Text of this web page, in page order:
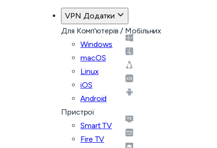
VPN Додатки
Для Комп'ютерів / Мобільних
Windows
macOS
Linux
iOS
Android
Пристрої
Smart TV
Fire TV